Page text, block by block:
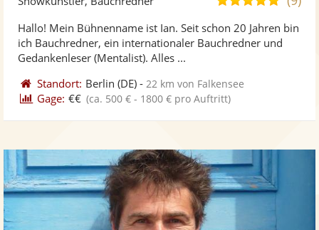
5
Hallo! Mein Bühnenname ist Ian. Seit schon 20 Jahren bin
ich Bauchredner, ein internationaler Bauchredner und
Gedankenleser (Mentalist). Alles ...
Standort: Berlin (DE) - 22 km von Falkensee
Gage: €€ (ca. 500 € - 1800 € pro Auftritt)